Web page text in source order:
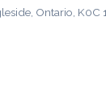
Ontario, K0C